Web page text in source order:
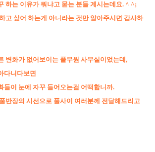
하는 이유가 뭐냐고 묻는 분들 계시는데요. ^ ^;
고 싶어 하는게 아니라는 것만 알아주시면 감사하
변화가 없어보이는 풀무원 사무실이었는데,
다니다보면
들이 눈에 자꾸 들어오는걸 어떡합니까.
반장의 시선으로 풀사이 여러분께 전달해드리고